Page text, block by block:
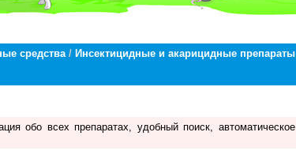
средства/ Инсектицидные и акарицидные препараты
обо всех препаратах, удобный поиск, автоматическое